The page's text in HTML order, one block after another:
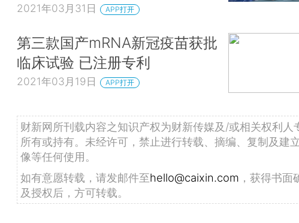
2021年03月31日 APP打开
第三款国产mRNA新冠疫苗获批
临床试验 已注册专利
2021年03月19日 APP打开
财新网所刊载内容之知识产权为财新传媒及/或相关权利人
所有或持有。未经许可，禁止进行转载、摘编、复制及建
像等任何使用。
如有意愿转载，请发邮件至hello@caixin.com ，获得书面
及授权后，方可转载。